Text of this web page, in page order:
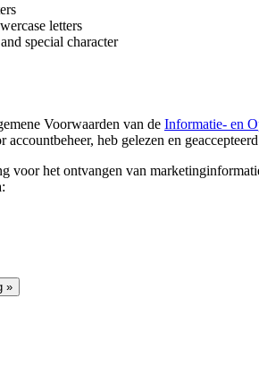
letters
special character
Voorwaarden van de Informatie- en
accountbeheer, heb gelezen en
voor het ontvangen van
»